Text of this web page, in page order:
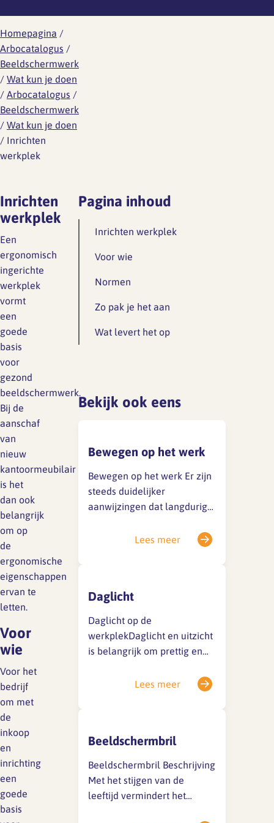
Gezondheid en arbo
Verlof
Modelcontracten
Personeelshandboek
HR jaarplan
Verzuim en verlof
Ziekte en vakantie
Overzicht regelingen cao-
verlof
Lief en leed
Branche analyse en
onderzoek
Rapport Arbeidszaken 2025
Rapport Arbeidszaken 2024
Sectoranalyse
Jaarrapportage
Ontwerpsector 2025
Media en magazine
SFA magazine The Human
Boekentips
Podcasttips
Wat is er aan de hand
Wat kun je doen
Wetgeving
Werkdruk
Wat is er aan de hand
Wetgeving
Ongewenst gedrag
Gedragscode
Vertrouwenspersoon
Handreikingen
Kantooromgeving
Maatregelen
Toetsing
Homepagina /
Arbocatalogus /
Beeldschermwerk
/ Wat kun je doen
/ Arbocatalogus /
Beeldschermwerk
/ Wat kun je doen
/ Inrichten
werkplek
Inrichten
werkplek
Een
ergonomisch
ingerichte
werkplek
vormt
een
goede
basis
voor
gezond
beeldschermwerk.
Bij de
aanschaf
van
nieuw
kantoormeubilair
is het
dan ook
belangrijk
om op
de
ergonomische
eigenschappen
ervan te
letten.
Voor
wie
Voor het
bedrijf
om met
de
inkoop
en
inrichting
een
goede
basis
Pagina inhoud
Inrichten werkplek
Voor wie
Normen
Zo pak je het aan
Wat levert het op
Bekijk ook eens
Bewegen op het werk
Bewegen op het werk Er zijn
steeds duidelijker
aanwijzingen dat langdurig
verhoogd op diabetes, hart-
overgewicht tot zelfs
eerste stap om dit
gezondheidsrisico te
beperken is door de totale
dagelijkse zitduur (ook privé)
Lees meer
Daglicht
Daglicht op de
werkplekDaglicht en uitzicht
is belangrijk om prettig en
mogelijkheden tot uitzicht en
goede
preventief of vanwege
klachten naar de
Lees meer
Beeldschermbril
Beeldschermbril Beschrijving
Met het stijgen van de
leeftijd vermindert het